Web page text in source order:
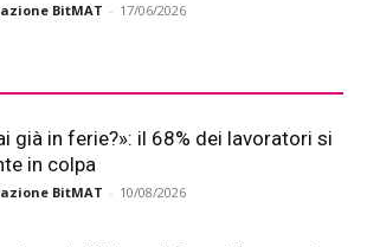
BitMAT - 17/06/2026
già in ferie?»: il 68% dei lavoratori si
in colpa
BitMAT - 10/08/2026